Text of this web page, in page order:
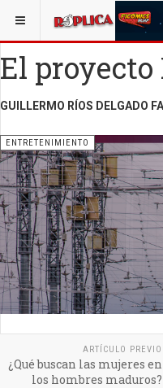
ESTÁ AQUÍ:
El proyecto
GUILLERMO RÍOS DELGADO
ENTRETENIMIENTO
ARTÍCULO PREVIO
¿Qué buscan las mujeres en
los hombres maduros?